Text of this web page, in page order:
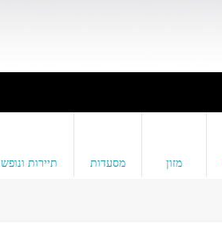
מזון מסעדות תיירות ונופש